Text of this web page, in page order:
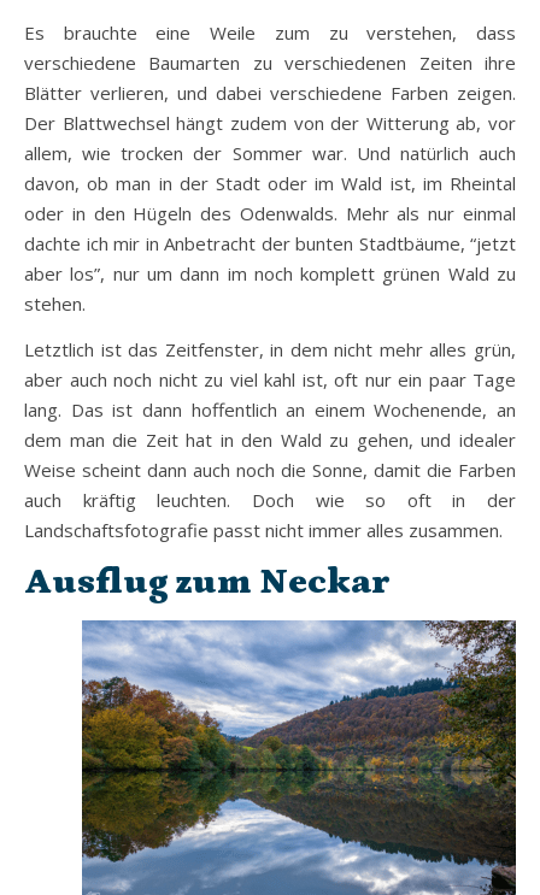
Es brauchte eine Weile zum zu verstehen, dass
verschiedene Baumarten zu verschiedenen Zeiten ihre
Blätter verlieren, und dabei verschiedene Farben zeigen.
Der Blattwechsel hängt zudem von der Witterung ab, vor
allem, wie trocken der Sommer war. Und natürlich auch
davon, ob man in der Stadt oder im Wald ist, im Rheintal
oder in den Hügeln des Odenwalds. Mehr als nur einmal
dachte ich mir in Anbetracht der bunten Stadtbäume, “jetzt
aber los”, nur um dann im noch komplett grünen Wald zu
stehen.
Letztlich ist das Zeitfenster, in dem nicht mehr alles grün,
aber auch noch nicht zu viel kahl ist, oft nur ein paar Tage
lang. Das ist dann hoffentlich an einem Wochenende, an
dem man die Zeit hat in den Wald zu gehen, und idealer
Weise scheint dann auch noch die Sonne, damit die Farben
auch kräftig leuchten. Doch wie so oft in der
Landschaftsfotografie passt nicht immer alles zusammen.
Ausflug zum Neckar